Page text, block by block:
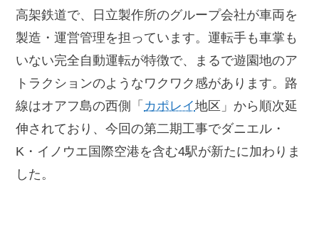
高架鉄道で、日立製作所のグループ会社が車両を
製造・運営管理を担っています。運転手も車掌も
いない完全自動運転が特徴で、まるで遊園地のア
トラクションのようなワクワク感があります。路
線はオアフ島の西側「 カポレイ地区」から順次延
伸されており、今回の第二期工事でダニエル・
K・イノウエ国際空港を含む4駅が新たに加わりま
した。